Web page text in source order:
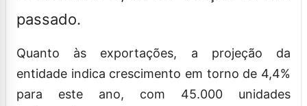
passado.
Quanto às exportações, a projeção da
entidade indica crescimento em torno de 4,4%
para este ano, com 45.000 unidades